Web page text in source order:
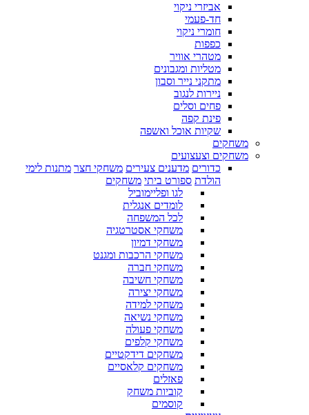
אביזרי ניקוי
חד-פעמי
חומרי ניקוי
כפפות
מטהרי אוויר
מטליות ומגבונים
מתקני נייר וסבון
ניירות לנגוב
פחים וסלים
פינת קפה
שקיות אוכל ואשפה
משחקים
משחקים וצעצועים
כדורים מדענים צעירים משחקי חצר מתנות לימי
הולדת ספורט ביתי משחקים
לגו ופליימוביל
לומדים אנגלית
לכל המשפחה
משחקי אסטרטגיה
משחקי דמיון
משחקי הרכבות ומגנט
משחקי חברה
משחקי חשיבה
משחקי יצירה
משחקי למידה
משחקי נשיאה
משחקי פעולה
משחקי קלפים
משחקים דידקטיים
משחקים קלאסיים
פאזלים
קוביות משחק
קוסמים